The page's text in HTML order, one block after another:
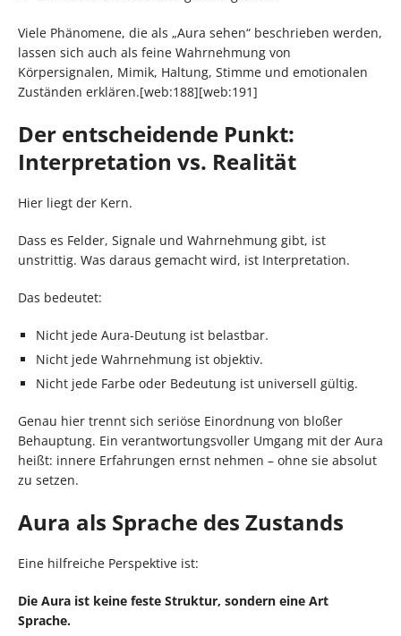
Viele Phänomene, die als „Aura sehen“ beschrieben werden,
lassen sich auch als feine Wahrnehmung von
Körpersignalen, Mimik, Haltung, Stimme und emotionalen
Zuständen erklären.[web:188][web:191]
Der entscheidende Punkt:
Interpretation vs. Realität
Hier liegt der Kern.
Dass es Felder, Signale und Wahrnehmung gibt, ist
unstrittig. Was daraus gemacht wird, ist Interpretation.
Das bedeutet:
Nicht jede Aura-Deutung ist belastbar.
Nicht jede Wahrnehmung ist objektiv.
Nicht jede Farbe oder Bedeutung ist universell gültig.
Genau hier trennt sich seriöse Einordnung von bloßer
Behauptung. Ein verantwortungsvoller Umgang mit der Aura
heißt: innere Erfahrungen ernst nehmen – ohne sie absolut
zu setzen.
Aura als Sprache des Zustands
Eine hilfreiche Perspektive ist:
Die Aura ist keine feste Struktur, sondern eine Art
Sprache.